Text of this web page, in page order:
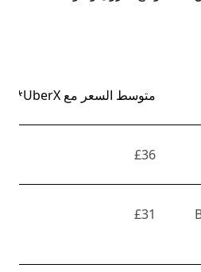
متوسط السعر مع UberX*
£36
£31